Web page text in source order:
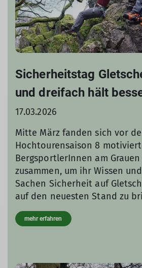
Sicherheitstag
und dreifach hält
17.03.2026
Mitte März fanden sich vor
Hochtourensaison 8
BergsportlerInnen am
zusammen, um ihr Wissen
Sachen Sicherheit auf
auf den neuesten Stand zu
mehr erfahren